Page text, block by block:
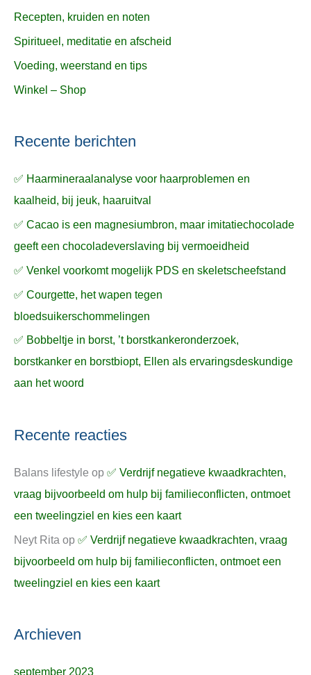
Recepten, kruiden en noten
Spiritueel, meditatie en afscheid
Voeding, weerstand en tips
Winkel – Shop
Recente berichten
✅ Haarmineraalanalyse voor haarproblemen en
kaalheid, bij jeuk, haaruitval
✅ Cacao is een magnesiumbron, maar imitatiechocolade
geeft een chocoladeverslaving bij vermoeidheid
✅ Venkel voorkomt mogelijk PDS en skeletscheefstand
✅ Courgette, het wapen tegen
bloedsuikerschommelingen
✅ Bobbeltje in borst, ’t borstkankeronderzoek,
borstkanker en borstbiopt, Ellen als ervaringsdeskundige
aan het woord
Recente reacties
Balans lifestyle op ✅ Verdrijf negatieve kwaadkrachten,
vraag bijvoorbeeld om hulp bij familieconflicten, ontmoet
een tweelingziel en kies een kaart
Neyt Rita op ✅ Verdrijf negatieve kwaadkrachten, vraag
bijvoorbeeld om hulp bij familieconflicten, ontmoet een
tweelingziel en kies een kaart
Archieven
september 2023